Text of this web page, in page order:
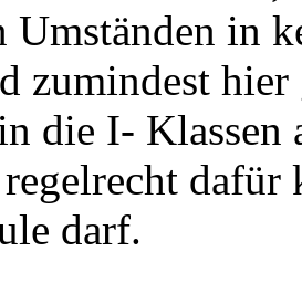
Umständen in
zumindest
die I- Klassen
dafür
darf.